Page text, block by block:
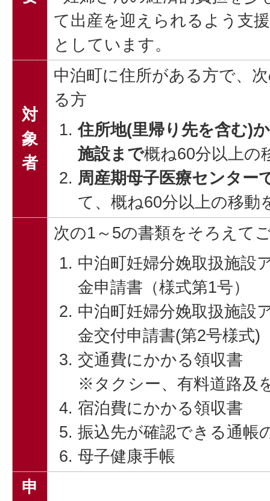
て出産を迎えられるよう支
としています。
対
象
者
中泊町に住所がある方で、
る方
住所地(里帰り先を含む)
施設まで概ね60分以上の
周産期母子医療センター
て、概ね60分以上の移動
次の1～5の書類をそろえて
中泊町妊婦分娩取扱施設
金申請書（様式第1号）
中泊町妊婦分娩取扱施設
金交付申請書(第2号様式)
交通費にかかる領収書
※タクシー、有料道路及
宿泊費にかかる領収書
振込先が確認できる通帳
母子健康手帳
申